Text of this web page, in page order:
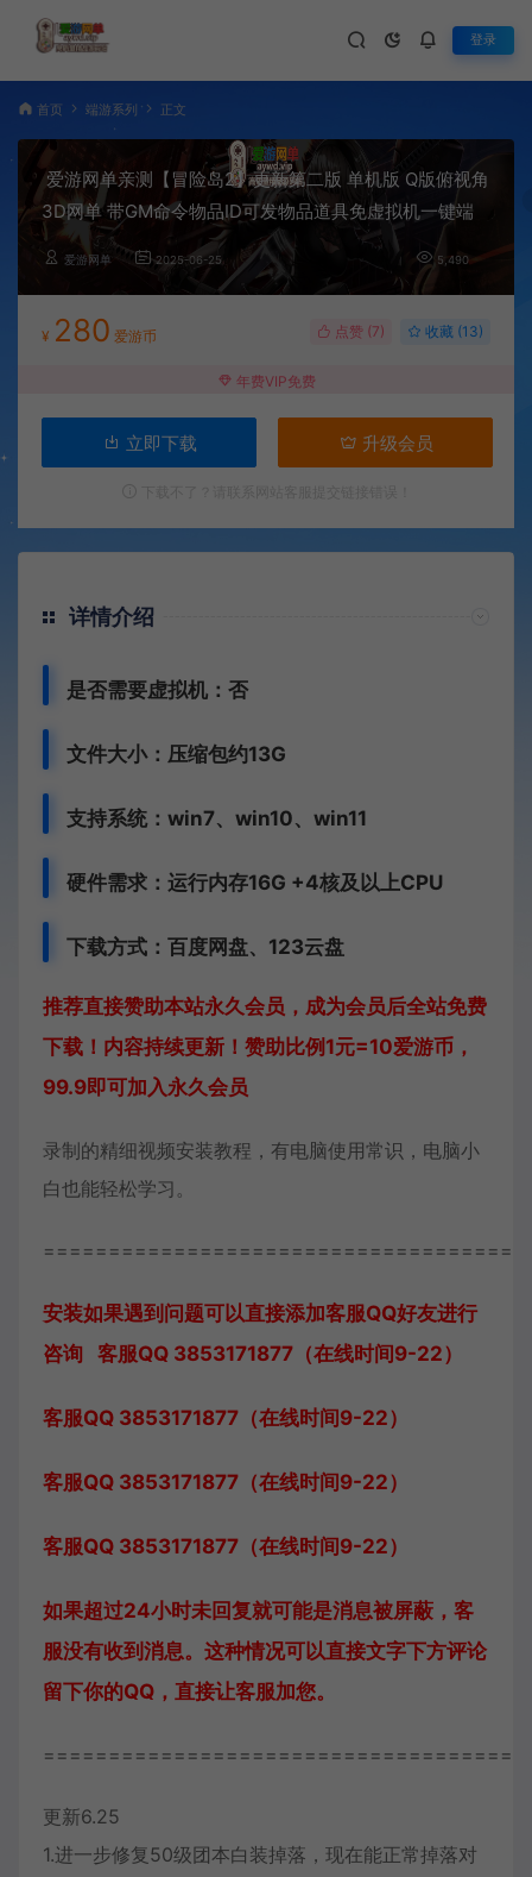
登录
首页 端游系列 正文
爱游网单亲测【冒险岛2】更新第二版 单机版 Q版俯视角
3D网单 带GM命令物品ID可发物品道具免虚拟机一键端
爱游网单 2025-06-25 5,490
¥ 280 爱游币 点赞 (7) 收藏 (13)
年费VIP免费
立即下载 升级会员
详情介绍
是否需要虚拟机：否
文件大小：压缩包约13G
支持系统：win7、win10、win11
硬件需求：运行内存16G +4核及以上CPU
下载方式： 百度网盘、 123云盘
推荐直接赞助本站永久会员，成为会员后全站免费
下载！内容持续更新！赞助比例1元=10爱游币，
99.9即可加入永久会员
录制的精细视频安装教程，有电脑使用常识，电脑小
白也能轻松学习。
安装如果遇到问题可以直接添加客服QQ好友进行
咨询 客服QQ 3853171877（在线时间9-22）
客服QQ 3853171877（在线时间9-22）
客服QQ 3853171877（在线时间9-22）
客服QQ 3853171877（在线时间9-22）
如果超过24小时未回复就可能是消息被屏蔽，客
服没有收到消息。这种情况可以直接文字下方评论
留下你的QQ，直接让客服加您。
更新6.25
1.进一步修复50级团本白装掉落，现在能正常掉落对